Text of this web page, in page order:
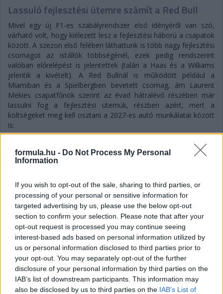
formula.hu - Do Not Process My Personal
Information
If you wish to opt-out of the sale, sharing to third parties, or
processing of your personal or sensitive information for
targeted advertising by us, please use the below opt-out
section to confirm your selection. Please note that after your
opt-out request is processed you may continue seeing
interest-based ads based on personal information utilized by
us or personal information disclosed to third parties prior to
your opt-out. You may separately opt-out of the further
disclosure of your personal information by third parties on the
IAB’s list of downstream participants. This information may
also be disclosed by us to third parties on the IAB’s List of
Lassuló fejlesztési ütemre számít a Red Bull
Mivel egy új F1-es szabályrendszer első idényéről van szó,
várható volt, hogy kiélezett lesz a fejlesztési háború a csapatok
között. A szezon első felében láthattunk is több nagy fejlesztési
csomagot az istállók többségénél, ezek pedig rendszerint
valóban előrelépést is jelentettek (talán a Haas és a Williams
jelentik a kivételt). A Red Bullnál is működött például a
Miamiban és a Spielbergben bevetett csomag, ám Laurent
Mekies csapatfőnök szerint az évad hátralévő részében már
lassulni fog a fejlesztési ütemük, részben azért, mert a
költségeket meg kell osztani a 2027-es autó munkálatai között
is:
ponton döntést kell hoznunk, hogyan egyensúlyozunk az idei és
a jövő év között. Arra számítok, hogy ez hamarabb meg fog
dönteni fogunk” – idézi Mekiest a Crash.net. „Ami minket illet,
rengeteg fejlesztést hoztunk mostanáig, hogy próbáljuk
korrigálni azt a hatalmas hátrányt, amivel eleinte rendelkeztünk.
Valószínűleg nehéz elképzelni, hogy ebben a ritmusban fogjuk
folytatni, mindenesetre meglátjuk, mi a legjobb módja annak,
hogy ledolgozzuk ezt az utolsó három tizedmásodpercet.”